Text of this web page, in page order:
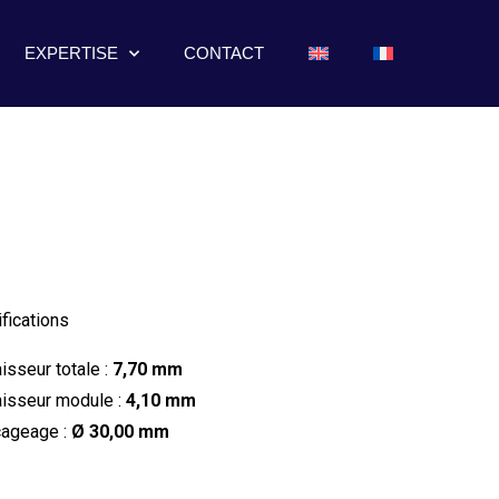
EXPERTISE CONTACT
totale : 7,70 mm
module : 4,10 mm
: Ø 30,00 mm